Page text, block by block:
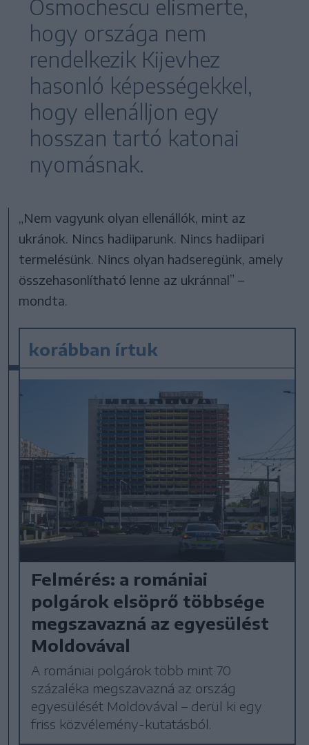
Osmochescu elismerte,
hogy országa nem
rendelkezik Kijevhez
hasonló képességekkel,
hogy ellenálljon egy
hosszan tartó katonai
nyomásnak.
„Nem vagyunk olyan ellenállók, mint az
ukránok. Nincs hadiiparunk. Nincs hadiipari
termelésünk. Nincs olyan hadseregünk, amely
összehasonlítható lenne az ukránnal” –
mondta.
korábban írtuk
Felmérés: a romániai
polgárok elsöprő többsége
megszavazná az egyesülést
Moldovával
A romániai polgárok több mint 70
százaléka megszavazná az ország
egyesülését Moldovával – derül ki egy
friss közvélemény-kutatásból.